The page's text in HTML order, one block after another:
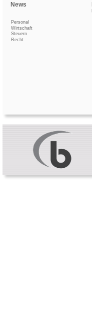
News
Personal
Wirtschaft
Steuern
Recht